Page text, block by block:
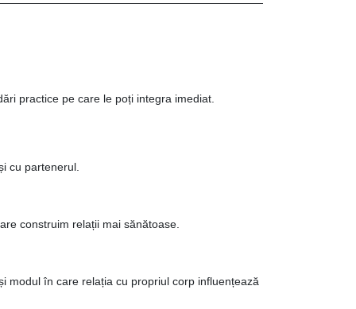
practice pe care le poți integra imediat.
cu partenerul.
construim relații mai sănătoase.
modul în care relația cu propriul corp influențează